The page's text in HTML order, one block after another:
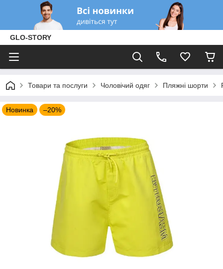
GLO-STORY
Товари та послуги Чоловічий одяг Пляжні шорти
Новинка –20%